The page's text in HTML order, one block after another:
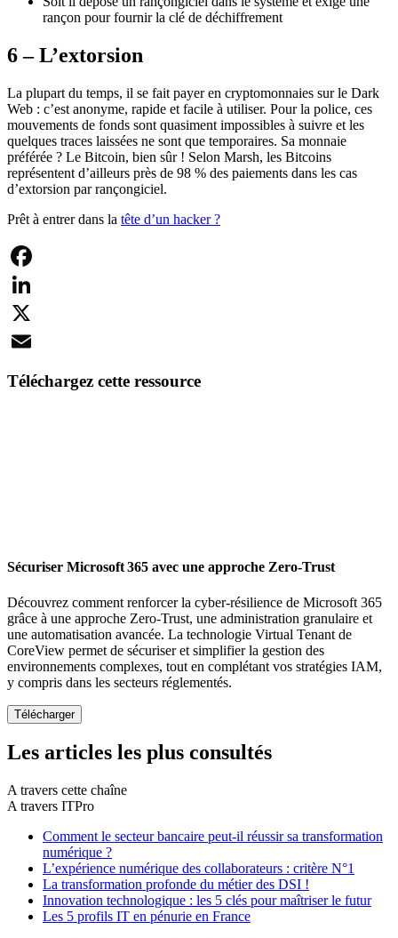
rançon pour fournir la clé de déchiffrement
6 – L’extorsion
La plupart du temps, il se fait payer en cryptomonnaies sur le Dark
Web : c’est anonyme, rapide et facile à utiliser. Pour la police, ces
mouvements de fonds sont quasiment impossibles à suivre et les
quelques traces laissées ne sont que temporaires. Sa monnaie
préférée ? Le Bitcoin, bien sûr ! Selon Marsh, les Bitcoins
représentent d’ailleurs près de 98 % des paiements dans les cas
d’extorsion par rançongiciel.
Prêt à entrer dans la tête d’un hacker ?
Facebook
LinkedIn
X
Téléchargez cette ressource
Sécuriser Microsoft 365 avec une approche Zero-Trust
Découvrez comment renforcer la cyber-résilience de Microsoft 365
grâce à une approche Zero-Trust, une administration granulaire et
une automatisation avancée. La technologie Virtual Tenant de
CoreView permet de sécuriser et simplifier la gestion des
environnements complexes, tout en complétant vos stratégies IAM,
y compris dans les secteurs réglementés.
Les articles les plus consultés
A travers cette chaîne
A travers ITPro
Comment le secteur bancaire peut-il réussir sa transformation
numérique ?
L’expérience numérique des collaborateurs : critère N°1
La transformation profonde du métier des DSI !
Innovation technologique : les 5 clés pour maîtriser le futur
Les 5 profils IT en pénurie en France